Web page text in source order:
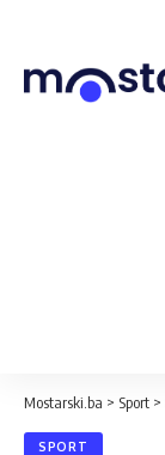
Mostarski.ba > Sport >
SPORT